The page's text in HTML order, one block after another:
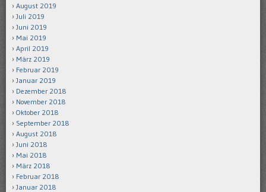
August 2019
Juli 2019
Juni 2019
Mai 2019
April 2019
März 2019
Februar 2019
Januar 2019
Dezember 2018
November 2018
Oktober 2018
September 2018
August 2018
Juni 2018
Mai 2018
März 2018
Februar 2018
Januar 2018